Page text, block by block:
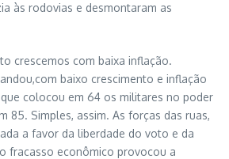
às rodovias e desmontaram as
crescemos com baixa inflação.
baixo crescimento e inflação
colocou em 64 os militares no poder
85. Simples, assim. As forças das ruas,
a favor da liberdade do voto e da
fracasso econômico provocou a